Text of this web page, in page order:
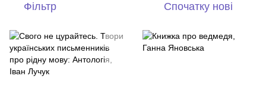
Фільтр Спочатку нові